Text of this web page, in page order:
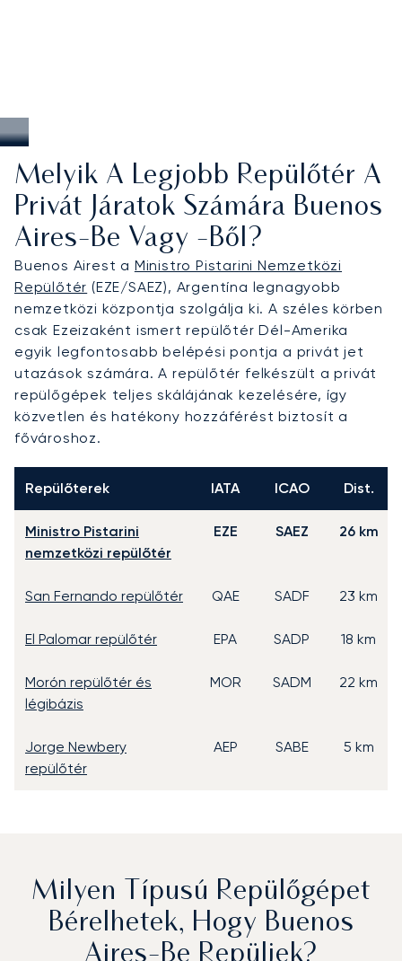
Melyik A Legjobb Repülőtér A
Privát Járatok Számára Buenos
Aires-Be Vagy -ből?
Buenos Airest a Ministro Pistarini Nemzetközi
Repülőtér (EZE/SAEZ), Argentína legnagyobb
nemzetközi központja szolgálja ki. A széles körben
csak Ezeizaként ismert repülőtér Dél-Amerika
egyik legfontosabb belépési pontja a privát jet
utazások számára. A repülőtér felkészült a privát
repülőgépek teljes skálájának kezelésére, így
közvetlen és hatékony hozzáférést biztosít a
fővároshoz.
Repülőterek IATA ICAO Dist.
Ministro Pistarini
nemzetközi repülőtér
EZE SAEZ 26 km
San Fernando repülőtér QAE SADF 23 km
El Palomar repülőtér EPA SADP 18 km
Morón repülőtér és
légibázis
MOR SADM 22 km
Jorge Newbery
repülőtér
AEP SABE 5 km
Milyen Típusú Repülőgépet
Bérelhetek, Hogy Buenos
Aires-Be Repüljek?